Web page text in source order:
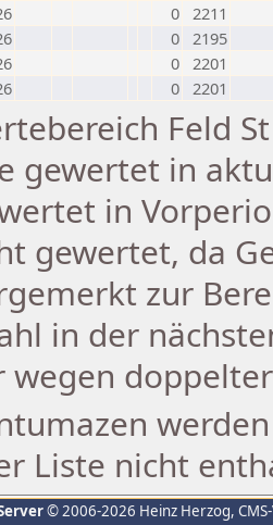
0 2211
0 2195
0 2201
0 2201
Feld
gewertet in
in
gewertet, da
zur
in der
wegen
Liste nicht
© 2006-2026 Heinz Herzog,